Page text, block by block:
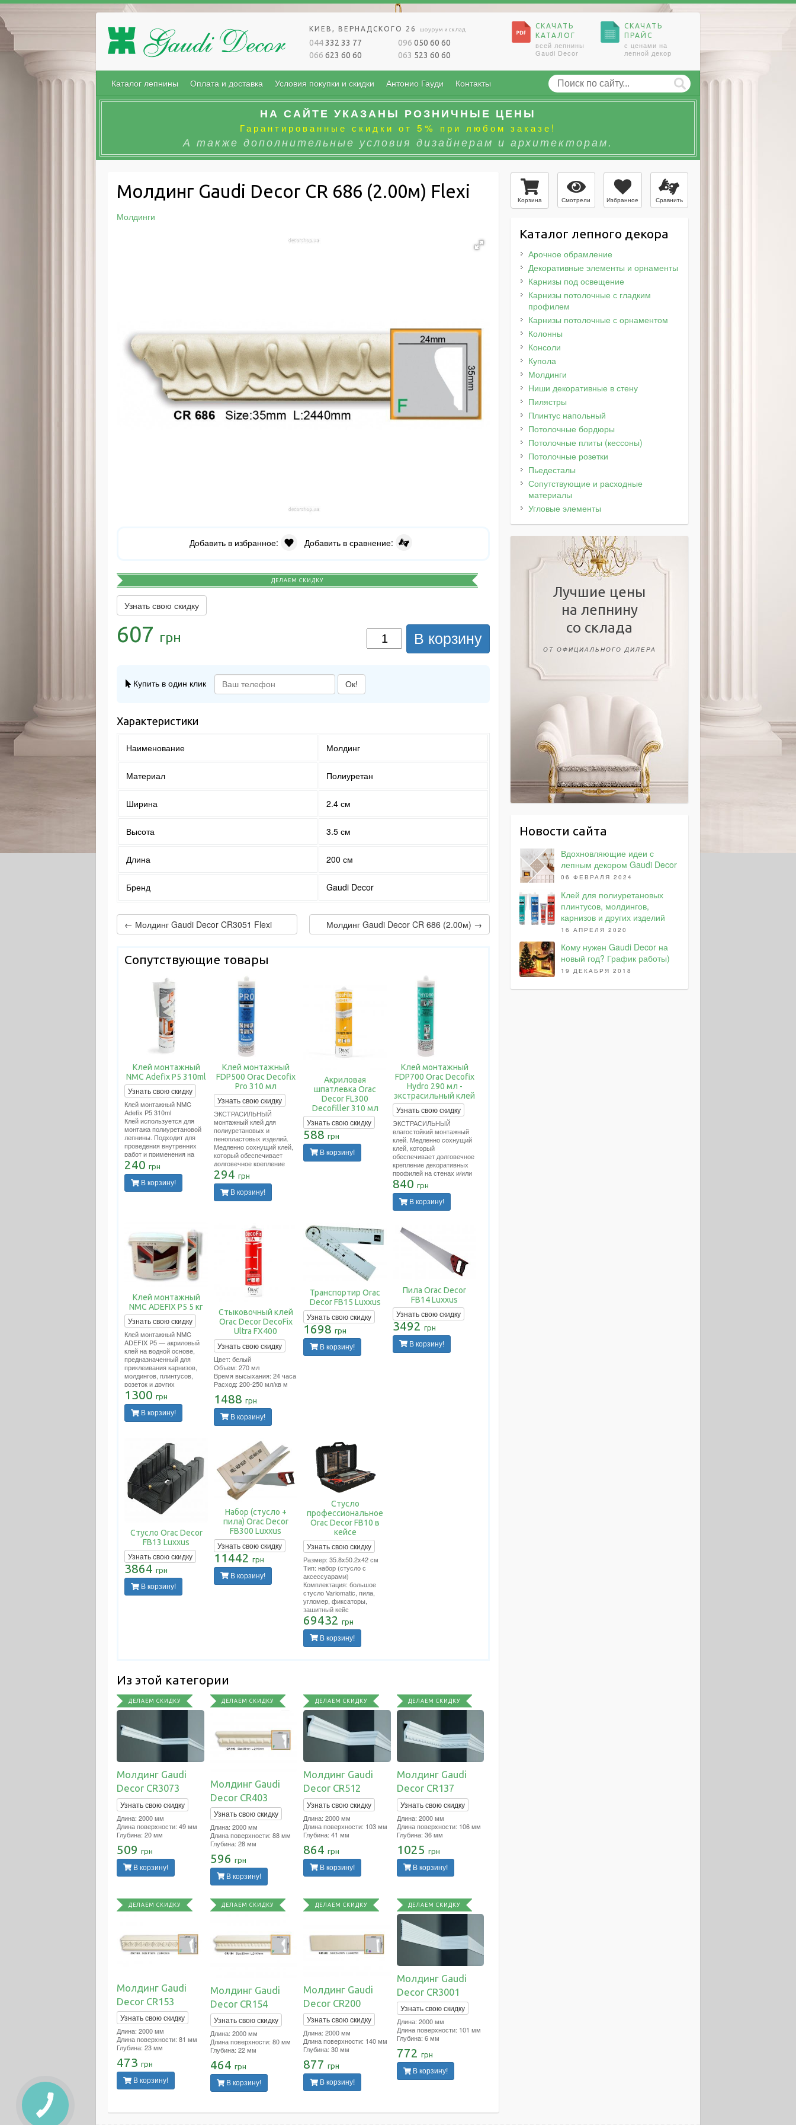
КИЕВ, ВЕРНАДСКОГО 26 шоурум и склад
044332 33 77 096 050 60 60
066 623 60 60 063 523 60 60
СКАЧАТЬ
КАТАЛОГ
всей лепнины
Gaudi Decor
СКАЧАТЬ
ПРАЙС
с ценами на
лепной декор
Каталог лепнины Оплата и доставка Условия покупки и скидки Антонио Гауди Контакты
НА САЙТЕ УКАЗАНЫ РОЗНИЧНЫЕ ЦЕНЫ
Гарантированные скидки от 5% при любом заказе!
А также дополнительные условия дизайнерам и архитекторам.
Молдинг Gaudi Decor CR 686 (2.00м) Flexi
Молдинги
Добавить в избранное: Добавить в сравнение:
ДЕЛАЕМ СКИДКУ
Узнать свою скидку
607 грн В корзину
Купить в один клик Ок!
Характеристики
Наименование Молдинг
Материал Полиуретан
Ширина 2.4 см
Высота 3.5 см
Длина 200 см
Бренд Gaudi Decor
← Молдинг Gaudi Decor CR3051 Flexi Молдинг Gaudi Decor CR 686 (2.00м) →
Сопутствующие товары
Клей монтажный
NMC Adefix P5 310ml
Узнать свою скидку
Клей монтажный NMC
Adefix P5 310ml
Клей используется для
монтажа полиуретановой
лепнины. Подходит для
проведения внутренних
работ и применения на
пористых поверхностях.
Расход тюбика 12 метров
погонных.
240 грн
В корзину!
Клей монтажный
FDP500 Orac Decofix
Pro 310 мл
Узнать свою скидку
ЭКСТРАСИЛЬНЫЙ
монтажный клей для
полиуретановых и
пенопластовых изделий.
Медленно сохнущий клей,
который обеспечивает
долговечное крепление
декоративных профилей на
стенах и/или потолках.
Подходит для проведения
внутренних работ и
294 грн
В корзину!
Акриловая
шпатлевка Orac
Decor FL300
Decofiller 310 мл
Узнать свою скидку
588 грн
В корзину!
Клей монтажный
FDP700 Orac Decofix
Hydro 290 мл -
экстрасильный клей
Узнать свою скидку
ЭКСТРАСИЛЬНЫЙ
влагостойкий монтажный
клей. Медленно сохнущий
клей, который
обеспечивает долговечное
крепление декоративных
профилей на стенах и/или
потолках. Подходит для
проведения внутренних
работ и применения на
пористых поверхностях.
бассейнах, наружных
работах). Расход тюбика
на 10-12 метров погонных.
840 грн
В корзину!
Клей монтажный
NMC ADEFIX P5 5 кг
Узнать свою скидку
Клей монтажный NMC
ADEFIX P5 — акриловый
клей на водной основе,
предназначенный для
приклеивания карнизов,
молдингов, плинтусов,
розеток и других
декоративных элементов
из полистирола и
полиуретана на ДВП, ДСП,
гипсокартон, гипсоволокно,
1300 грн
В корзину!
Стыковочный клей
Orac Decor DecoFix
Ultra FX400
Узнать свою скидку
Цвет: белый
Объем: 270 мл
Время высыхания: 24 часа
Расход: 200-250 мл/кв м
1488 грн
В корзину!
Транспортир Orac
Decor FB15 Luxxus
Узнать свою скидку
1698 грн
В корзину!
Пила Orac Decor
FB14 Luxxus
Узнать свою скидку
3492 грн
В корзину!
Стусло Orac Decor
FB13 Luxxus
Узнать свою скидку
3864 грн
В корзину!
Набор (стусло +
пила) Orac Decor
FB300 Luxxus
Узнать свою скидку
11442 грн
В корзину!
Стусло
профессиональное
Orac Decor FB10 в
кейсе
Узнать свою скидку
Размер: 35.8x50.2x42 см
Тип: набор (стусло с
аксессуарами)
Комплектация: большое
стусло Variomatic, пила,
угломер, фиксаторы,
защитный кейс
69432 грн
В корзину!
Из этой категории
ДЕЛАЕМ СКИДКУ
Молдинг Gaudi
Decor CR3073
Узнать свою скидку
Длина: 2000 мм
Длина поверхности: 49 мм
Глубина: 20 мм
509 грн
В корзину!
ДЕЛАЕМ СКИДКУ
Молдинг Gaudi
Decor CR403
Узнать свою скидку
Длина: 2000 мм
Длина поверхности: 88 мм
Глубина: 28 мм
596 грн
В корзину!
ДЕЛАЕМ СКИДКУ
Молдинг Gaudi
Decor CR512
Узнать свою скидку
Длина: 2000 мм
Длина поверхности: 103 мм
Глубина: 41 мм
864 грн
В корзину!
ДЕЛАЕМ СКИДКУ
Молдинг Gaudi
Decor CR137
Узнать свою скидку
Длина: 2000 мм
Длина поверхности: 106 мм
Глубина: 36 мм
1025 грн
В корзину!
ДЕЛАЕМ СКИДКУ
Молдинг Gaudi
Decor CR153
Узнать свою скидку
Длина: 2000 мм
Длина поверхности: 81 мм
Глубина: 23 мм
473 грн
В корзину!
ДЕЛАЕМ СКИДКУ
Молдинг Gaudi
Decor CR154
Узнать свою скидку
Длина: 2000 мм
Длина поверхности: 80 мм
Глубина: 22 мм
464 грн
В корзину!
ДЕЛАЕМ СКИДКУ
Молдинг Gaudi
Decor CR200
Узнать свою скидку
Длина: 2000 мм
Длина поверхности: 140 мм
Глубина: 30 мм
877 грн
В корзину!
ДЕЛАЕМ СКИДКУ
Молдинг Gaudi
Decor CR3001
Узнать свою скидку
Длина: 2000 мм
Длина поверхности: 101 мм
Глубина: 6 мм
772 грн
В корзину!
Корзина Смотрели Избранное Сравнить
Каталог лепного декора
Арочное обрамление
Декоративные элементы и орнаменты
Карнизы под освещение
Карнизы потолочные с гладким
профилем
Карнизы потолочные с орнаментом
Колонны
Консоли
Купола
Молдинги
Ниши декоративные в стену
Пилястры
Плинтус напольный
Потолочные бордюры
Потолочные плиты (кессоны)
Потолочные розетки
Пьедесталы
Сопутствующие и расходные
материалы
Угловые элементы
Лучшие цены
на лепнину
со склада
ОТ ОФИЦИАЛЬНОГО ДИЛЕРА
Новости сайта
Вдохновляющие идеи с
лепным декором Gaudi Decor
06 ФЕВРАЛЯ 2024
Клей для полиуретановых
плинтусов, молдингов,
карнизов и других изделий
16 АПРЕЛЯ 2020
Кому нужен Gaudi Decor на
новый год? График работы)
19 ДЕКАБРЯ 2018